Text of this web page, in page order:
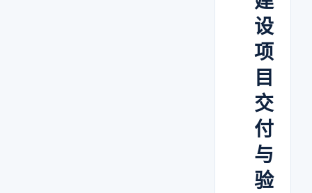
设
项
目
交
付
与
验